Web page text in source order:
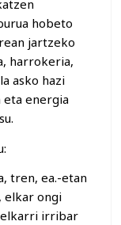
hobeto
jartzeko
harrokeria,
asko hazi
eta energia
tren, ea.-etan
elkar ongi
elkarri irribar